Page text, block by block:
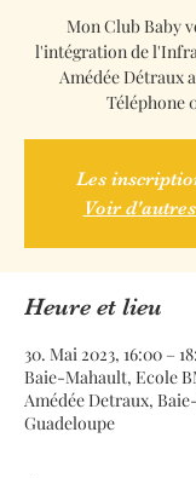
Mon Club Baby
l'intégration de
Amédée Détraux
Téléphone
Les
Voir
Heure et lieu
30. Mai 2023, 16:00 –
Baie-Mahault, Ecole
Amédée Detraux,
Guadeloupe